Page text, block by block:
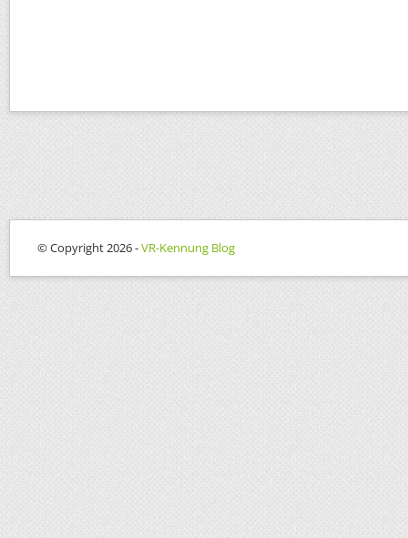
© Copyright 2026 -VR-Kennung Blog